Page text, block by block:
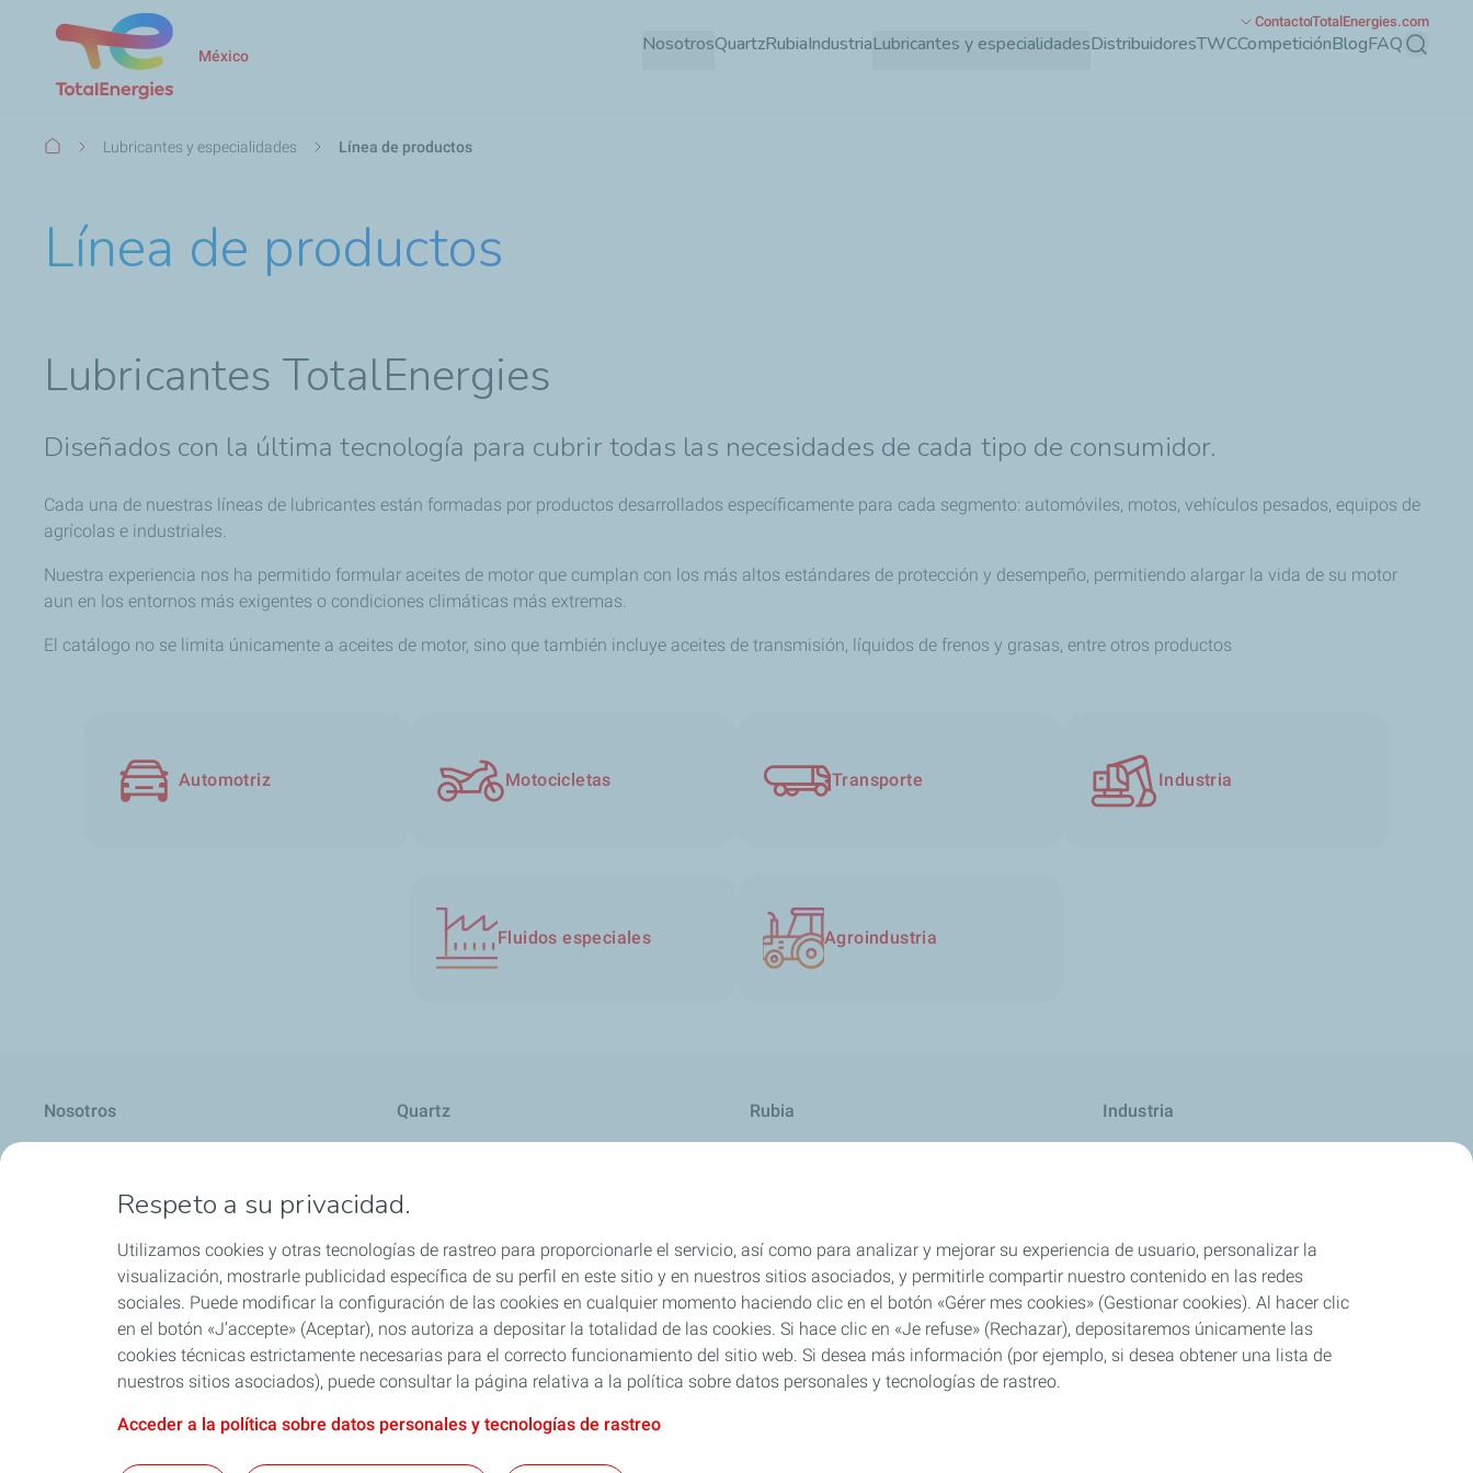
Pasar
México NosotrosQuartzRubiaIndustriaLubricantes y especialidadesDistribuidoresTWCCompeticiónBlogFAQ Buscar
ContactoTotalEnergies.com
Ruta
Lubricantes y especialidades Línea de productos
Línea de productos
Lubricantes TotalEnergies
Diseñados con la última tecnología para cubrir todas las necesidades de cada tipo de consumidor.
Cada una de nuestras líneas de lubricantes están formadas por productos desarrollados específicamente para cada segmento: automóviles, motos, vehículos pesados, equipos de
agrícolas e industriales.
Nuestra experiencia nos ha permitido formular aceites de motor que cumplan con los más altos estándares de protección y desempeño, permitiendo alargar la vida de su motor
aun en los entornos más exigentes o condiciones climáticas más extremas.
El catálogo no se limita únicamente a aceites de motor, sino que también incluye aceites de transmisión, líquidos de frenos y grasas, entre otros productos
Automotriz Motocicletas Transporte Industria
Fluidos especiales Agroindustria
Nosotros Quartz Rubia Industria
Lubricantes y especialidades
Respeto a su privacidad.
Utilizamos cookies y otras tecnologías de rastreo para proporcionarle el servicio, así como para analizar y mejorar su experiencia de usuario, personalizar la
visualización, mostrarle publicidad específica de su perfil en este sitio y en nuestros sitios asociados, y permitirle compartir nuestro contenido en las redes
sociales. Puede modificar la configuración de las cookies en cualquier momento haciendo clic en el botón «Gérer mes cookies» (Gestionar cookies). Al hacer clic
en el botón «J’accepte» (Aceptar), nos autoriza a depositar la totalidad de las cookies. Si hace clic en «Je refuse» (Rechazar), depositaremos únicamente las
cookies técnicas estrictamente necesarias para el correcto funcionamiento del sitio web. Si desea más información (por ejemplo, si desea obtener una lista de
nuestros sitios asociados), puede consultar la página relativa a la política sobre datos personales y tecnologías de rastreo.
Acceder a la política sobre datos personales y tecnologías de rastreo